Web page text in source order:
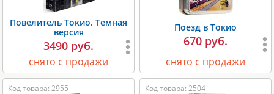
Повелитель Токио. Темная
версия
3490 руб.
снято с продажи
Поезд в Токио
670 руб.
снято с продажи
Код товара: 2955 Код товара: 2504